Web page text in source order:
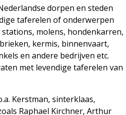
dorpen en steden
taferelen of onderwerpen
molens, hondenkarren,
kermis, binnenvaart,
en andere bedrijven etc.
met levendige taferelen van
Kerstman, sinterklaas,
Raphael Kirchner, Arthur